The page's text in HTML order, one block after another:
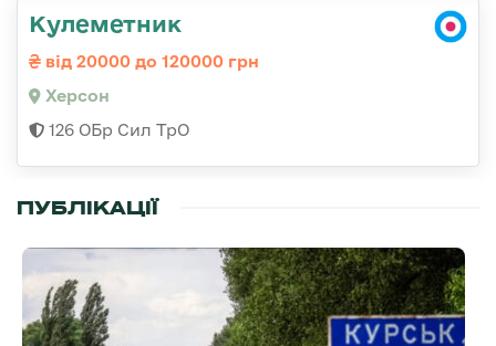
Кулеметник
від 20000 до 120000 грн
Херсон
126 ОБр Сил ТрО
ПУБЛІКАЦІЇ